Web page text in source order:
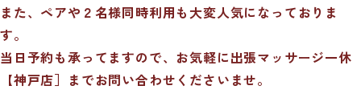
また、ペアや２名様同時利用も大変人気になっておりま
す。
当日予約も承ってますので、お気軽に出張マッサージ一休
【神戸店］までお問い合わせくださいませ。